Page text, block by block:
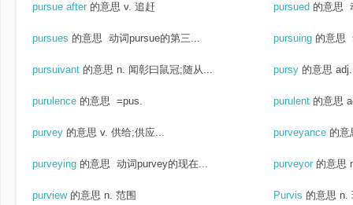
pursue after 的意思 v. 追赶 pursued 的意思
pursues 的意思 动词pursue的第三... pursuing 的意思
pursuivant 的意思 n. 闻彰曰鼠冠;随从... pursy 的意思
purulence 的意思 =pus. purulent 的意思
purvey 的意思 v. 供给;供应... purveyance 的意
purveying 的意思 动词purvey的现在... purveyor 的意思
purview 的意思 n. 范围 Purvis 的意思 n.